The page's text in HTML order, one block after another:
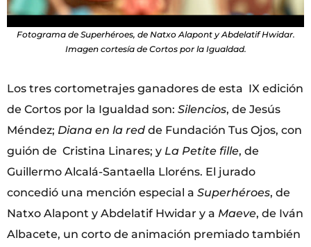
Fotograma de Superhéroes, de Natxo Alapont y Abdelatif Hwidar.
Imagen cortesía de Cortos por la Igualdad.
Los tres cortometrajes ganadores de esta IX edición
de Cortos por la Igualdad son: Silencios, de Jesús
Méndez; Diana en la red de Fundación Tus Ojos, con
guión de Cristina Linares; y La Petite fille, de
Guillermo Alcalá-Santaella Lloréns. El jurado
concedió una mención especial a Superhéroes, de
Natxo Alapont y Abdelatif Hwidar y a Maeve, de Iván
Albacete, un corto de animación premiado también